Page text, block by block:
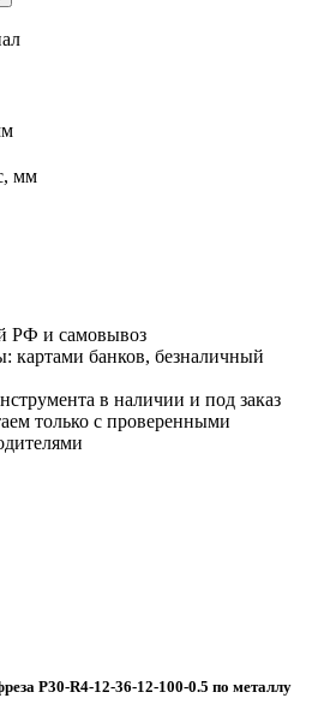
мм
РФ и самовывоз
картами банков, безналичный
в наличии и под заказ
только с проверенными
P30-R4-12-36-12-100-0.5 по металлу